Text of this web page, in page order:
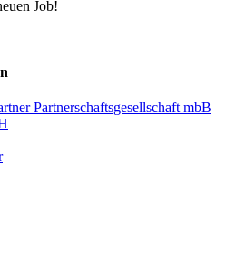
Job!
Partnerschaftsgesellschaft mbB